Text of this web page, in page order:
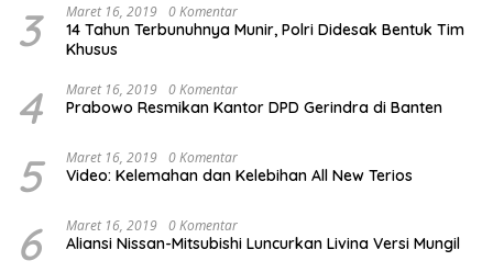
3 Maret 16, 2019 0 Komentar
14 Tahun Terbunuhnya Munir, Polri Didesak Bentuk Tim
Khusus
4 Maret 16, 2019 0 Komentar
Prabowo Resmikan Kantor DPD Gerindra di Banten
5 Maret 16, 2019 0 Komentar
Video: Kelemahan dan Kelebihan All New Terios
6 Maret 16, 2019 0 Komentar
Aliansi Nissan-Mitsubishi Luncurkan Livina Versi Mungil